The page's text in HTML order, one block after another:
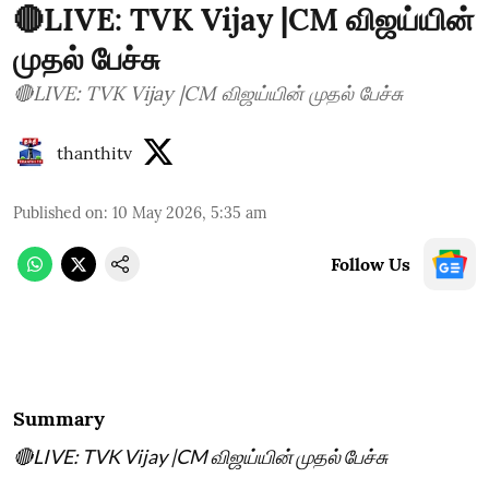
🔴LIVE: TVK Vijay |CM விஜய்யின்
முதல் பேச்சு
🔴LIVE: TVK Vijay |CM விஜய்யின் முதல் பேச்சு
thanthitv
Published on: 10 May 2026, 5:35 am
Follow Us
Summary
🔴LIVE: TVK Vijay |CM விஜய்யின் முதல் பேச்சு